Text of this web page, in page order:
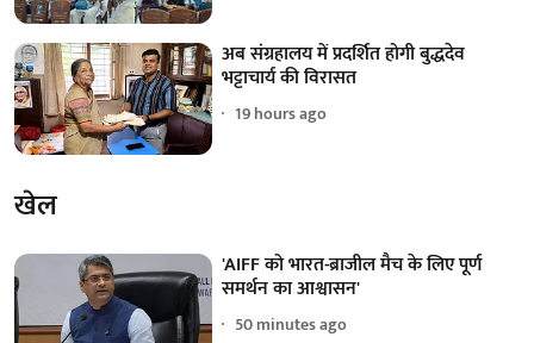
अब संग्रहालय में प्रदर्शित होगी बुद्धदेव
भट्टाचार्य की विरासत
19 hours ago
खेल
'AIFF को भारत-ब्राजील मैच के लिए पूर्ण
समर्थन का आश्वासन'
50 minutes ago